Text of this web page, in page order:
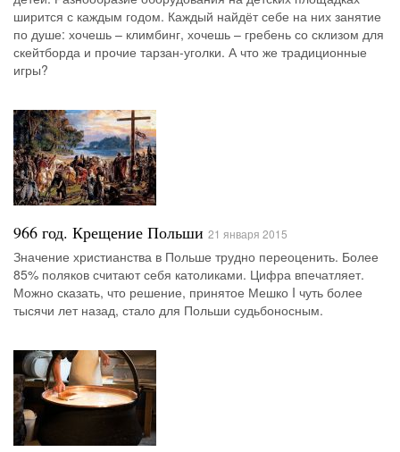
ширится с каждым годом. Каждый найдёт себе на них занятие
по душе: хочешь – климбинг, хочешь – гребень со склизом для
скейтборда и прочие тарзан-уголки. А что же традиционные
игры?
966 год. Крещение Польши 21 января 2015
Значение христианства в Польше трудно переоценить. Более
85% поляков считают себя католиками. Цифра впечатляет.
Можно сказать, что решение, принятое Мешко I чуть более
тысячи лет назад, стало для Польши судьбоносным.